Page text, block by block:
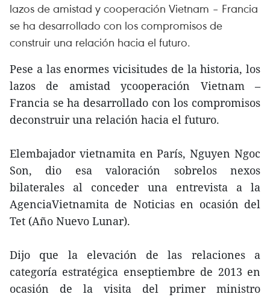
lazos de amistad y cooperación Vietnam – Francia
se ha desarrollado con los compromisos de
construir una relación hacia el futuro.
Pese a las enormes vicisitudes de la historia, los
lazos de amistad ycooperación Vietnam –
Francia se ha desarrollado con los compromisos
deconstruir una relación hacia el futuro.
Elembajador vietnamita en París, Nguyen Ngoc
Son, dio esa valoración sobrelos nexos
bilaterales al conceder una entrevista a la
AgenciaVietnamita de Noticias en ocasión del
Tet (Año Nuevo Lunar).
Dijo que la elevación de las relaciones a
categoría estratégica enseptiembre de 2013 en
ocasión de la visita del primer ministro